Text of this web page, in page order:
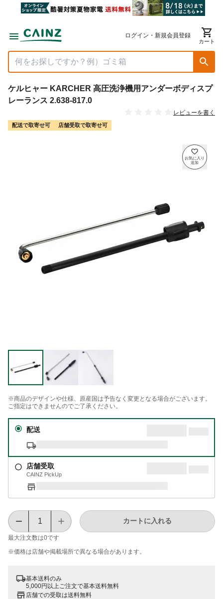
ログイン・新規会員登録
カート
ケルヒャー KARCHER 高圧洗浄機用アンダーボディスプ
レーランス 2.638-817.0
レビューを書く
配送で取寄せ可 店舗受取で取寄せ可
※商品のデザインや仕様、原産国は予告なく変更となる場合がございます。
ご指定はできませんのでご了承ください。
配送
店舗受取
CAINZ PickUp
最大注文数は0です
カートに入れる
※価格は​店舗や​掲載場所で​異なる​場合が​あります。
基本送料のみ
5,000円以上ご注文で基本送料無料
店舗での受取は送料無料